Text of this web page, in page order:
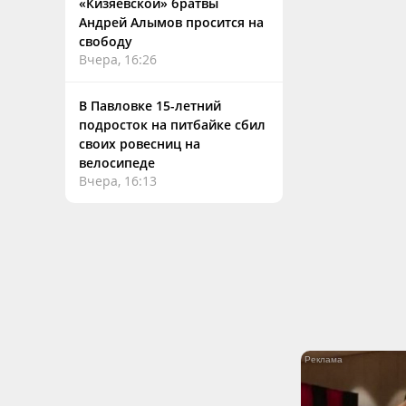
Андрей Алымов просится на
свободу
Вчера, 16:26
В Павловке 15-летний
подросток на питбайке сбил
своих ровесниц на
велосипеде
Вчера, 16:13